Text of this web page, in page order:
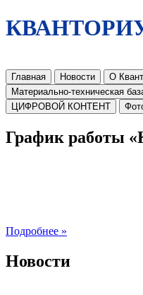
Главная Новости О
Материально-техническая
ЦИФРОВОЙ КОНТЕНТ
График работы
Подробнее »
Новости